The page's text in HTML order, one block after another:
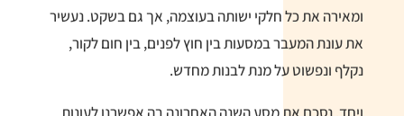
ומאירה את כל חלקי ישותה בעוצמה, אך גם בשקט. נעשיר
את עונת המעבר במסעות בין חוץ לפנים, בין חום לקור,
נקלף ונפשוט על מנת לבנות מחדש.